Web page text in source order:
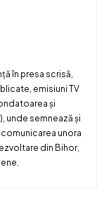
în presa scrisă,
emisiuni TV
și
unde semnează și
unora
din Bihor,